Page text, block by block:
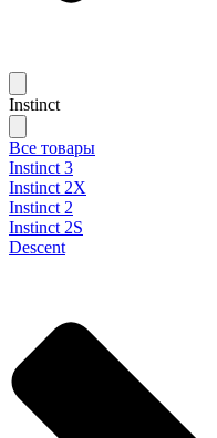
Instinct
Все товары
Instinct 3
Instinct 2X
Instinct 2
Instinct 2S
Descent